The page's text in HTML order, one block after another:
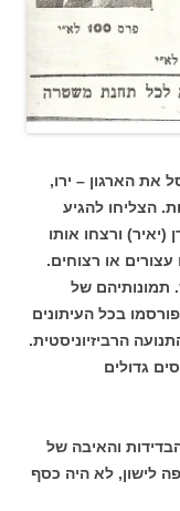
את הארגון – ירו,
הצליחו להגיע
ורצחו אותו
או רצוחים.
תמונותיהם של
בכל העיתונים
הרביזיוניסטית.
גדולים
והאיבה של
לישון, לא היה כסף